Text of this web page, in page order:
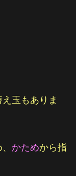
玉もありま
かためから指